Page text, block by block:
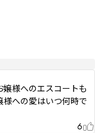
様へのエスコートも
への愛はいつ何時で
6